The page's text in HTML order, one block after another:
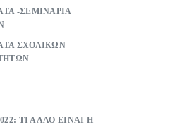
-ΣΕΜΙΝΑΡΙΑ
ΣΧΟΛΙΚΩΝ
ΤΙ ΑΛΛΟ ΕΙΝΑΙ Η